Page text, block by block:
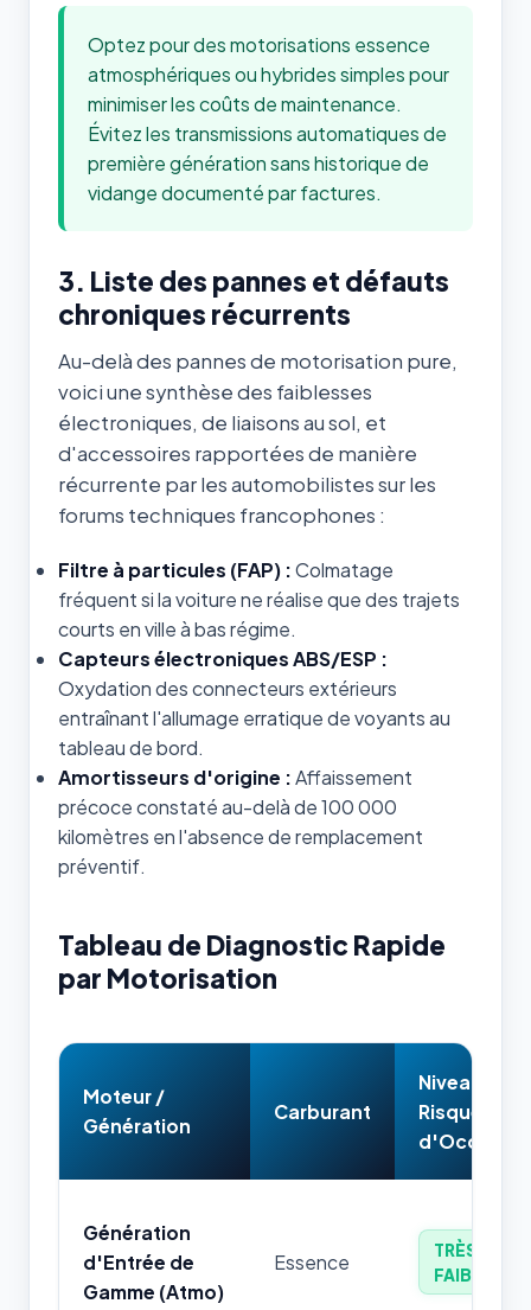
Optez pour des motorisations essence
atmosphériques ou hybrides simples pour
minimiser les coûts de maintenance.
Évitez les transmissions automatiques de
première génération sans historique de
vidange documenté par factures.
3. Liste des pannes et défauts
chroniques récurrents
Au-delà des pannes de motorisation pure,
voici une synthèse des faiblesses
électroniques, de liaisons au sol, et
d'accessoires rapportées de manière
récurrente par les automobilistes sur les
forums techniques francophones :
Filtre à particules (FAP) :Colmatage
fréquent si la voiture ne réalise que des trajets
courts en ville à bas régime.
Capteurs électroniques ABS/ESP :
Oxydation des connecteurs extérieurs
entraînant l'allumage erratique de voyants au
tableau de bord.
Amortisseurs d'origine :Affaissement
précoce constaté au-delà de 100 000
kilomètres en l'absence de remplacement
préventif.
Tableau de Diagnostic Rapide
par Motorisation
Moteur /
Génération
Carburant
Niveau de
Risque
d'Occasion
Génération
d'Entrée de
Gamme (Atmo)
Essence
TRÈS
FAIBLE